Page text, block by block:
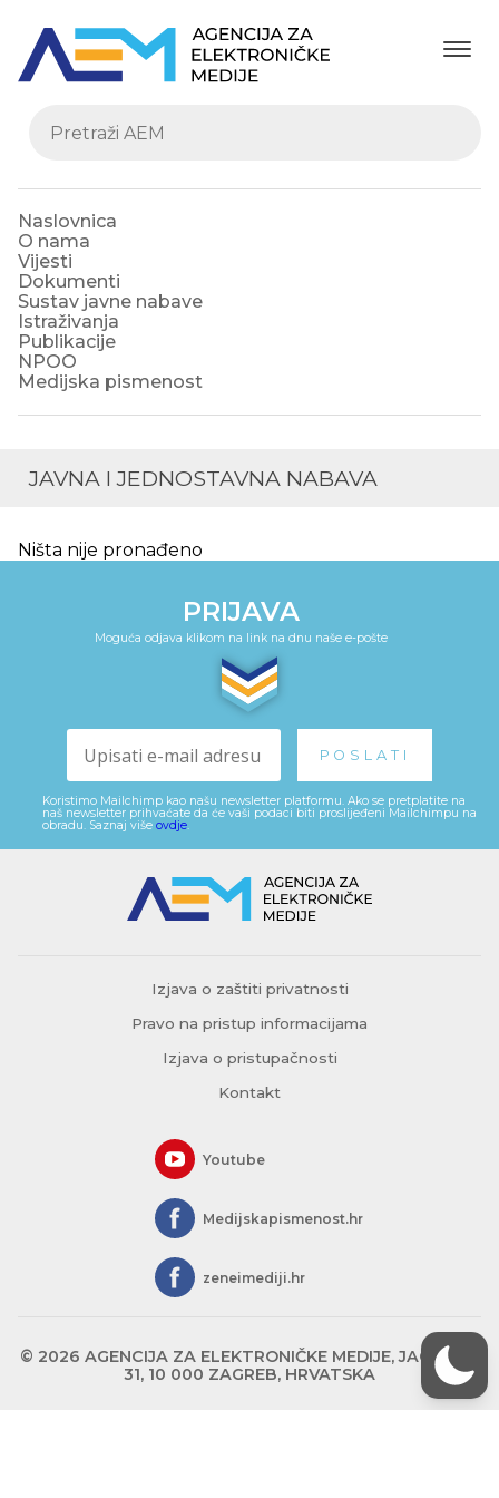
Naslovnica
O nama
Vijesti
Dokumenti
Sustav javne nabave
Istraživanja
Publikacije
NPOO
Medijska pismenost
JAVNA I JEDNOSTAVNA NABAVA
Ništa nije pronađeno
PRIJAVA
Moguća odjava klikom na link na dnu naše e-pošte
Koristimo Mailchimp kao našu newsletter platformu. Ako se pretplatite na
naš newsletter prihvaćate da će vaši podaci biti proslijeđeni Mailchimpu na
obradu. Saznaj više ovdje.
Izjava o zaštiti privatnosti
Pravo na pristup informacijama
Izjava o pristupačnosti
Kontakt
Youtube
Medijskapismenost.hr
zeneimediji.hr
© 2026 AGENCIJA ZA ELEKTRONIČKE MEDIJE, JAGIĆEVA
31, 10 000 ZAGREB, HRVATSKA